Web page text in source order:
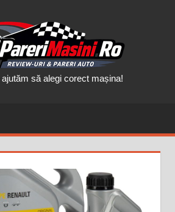
ajutăm să alegi corect mașina!